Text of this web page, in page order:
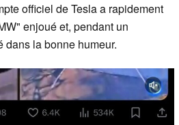
officiel de Tesla a rapidement
enjoué et, pendant un
dans la bonne humeur.